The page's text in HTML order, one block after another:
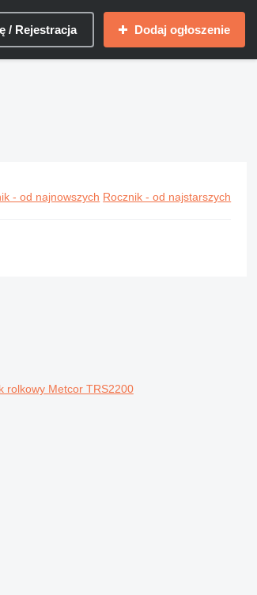
/ Rejestracja Dodaj ogłoszenie
- od najnowszych Rocznik - od najstarszych
rolkowy Metcor TRS2200